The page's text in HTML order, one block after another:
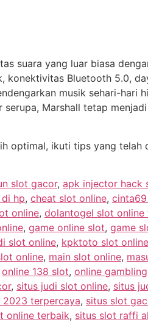
suara yang luar biasa
konektivitas Bluetooth 5.0,
musik sehari-hari
Marshall tetap
optimal, ikuti tips yang
slot gacor, apk injector hack
hp, cheat slot online,
online, dolantogel slot online
, game online slot, game
slot online, kpktoto slot online
online, main slot online,
online 138 slot, online gambling
, situs judi slot online, situs
terpercaya, situs slot
online terbaik, situs slot raffi